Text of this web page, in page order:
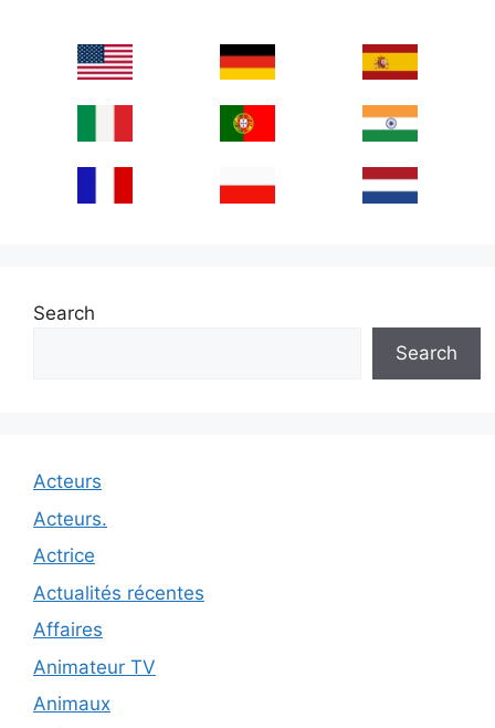
Search
Search
Acteurs
Acteurs.
Actrice
Actualités récentes
Affaires
Animateur TV
Animaux